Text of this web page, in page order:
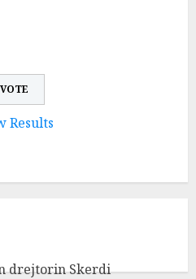
Results
drejtorin Skerdi